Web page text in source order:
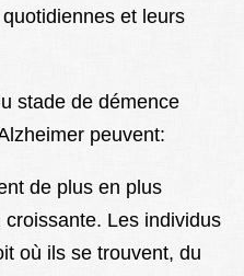
et leurs
stade de démence
peuvent:
de plus en plus
croissante. Les individus
où ils se trouvent, du